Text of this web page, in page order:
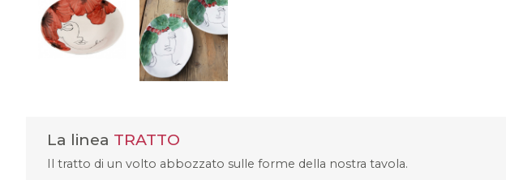
La linea TRATTO
Il tratto di un volto abbozzato sulle forme della nostra tavola.